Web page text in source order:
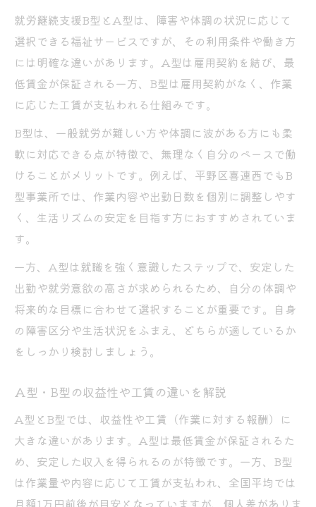
就労継続支援B型とA型は、障害や体調の状況に応じて
選択できる福祉サービスですが、その利用条件や働き方
には明確な違いがあります。A型は雇用契約を結び、最
低賃金が保証される一方、B型は雇用契約がなく、作業
に応じた工賃が支払われる仕組みです。
B型は、一般就労が難しい方や体調に波がある方にも柔
軟に対応できる点が特徴で、無理なく自分のペースで働
けることがメリットです。例えば、平野区喜連西でもB
型事業所では、作業内容や出勤日数を個別に調整しやす
く、生活リズムの安定を目指す方におすすめされていま
す。
一方、A型は就職を強く意識したステップで、安定した
出勤や就労意欲の高さが求められるため、自分の体調や
将来的な目標に合わせて選択することが重要です。自身
の障害区分や生活状況をふまえ、どちらが適しているか
をしっかり検討しましょう。
A型・B型の収益性や工賃の違いを解説
A型とB型では、収益性や工賃（作業に対する報酬）に
大きな違いがあります。A型は最低賃金が保証されるた
め、安定した収入を得られるのが特徴です。一方、B型
は作業量や内容に応じて工賃が支払われ、全国平均では
月額1万円前後が目安となっていますが、個人差がありま